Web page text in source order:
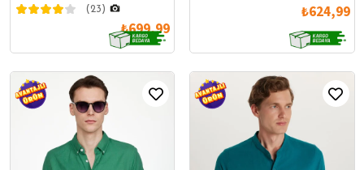
(23)
₺699,99
₺624,99